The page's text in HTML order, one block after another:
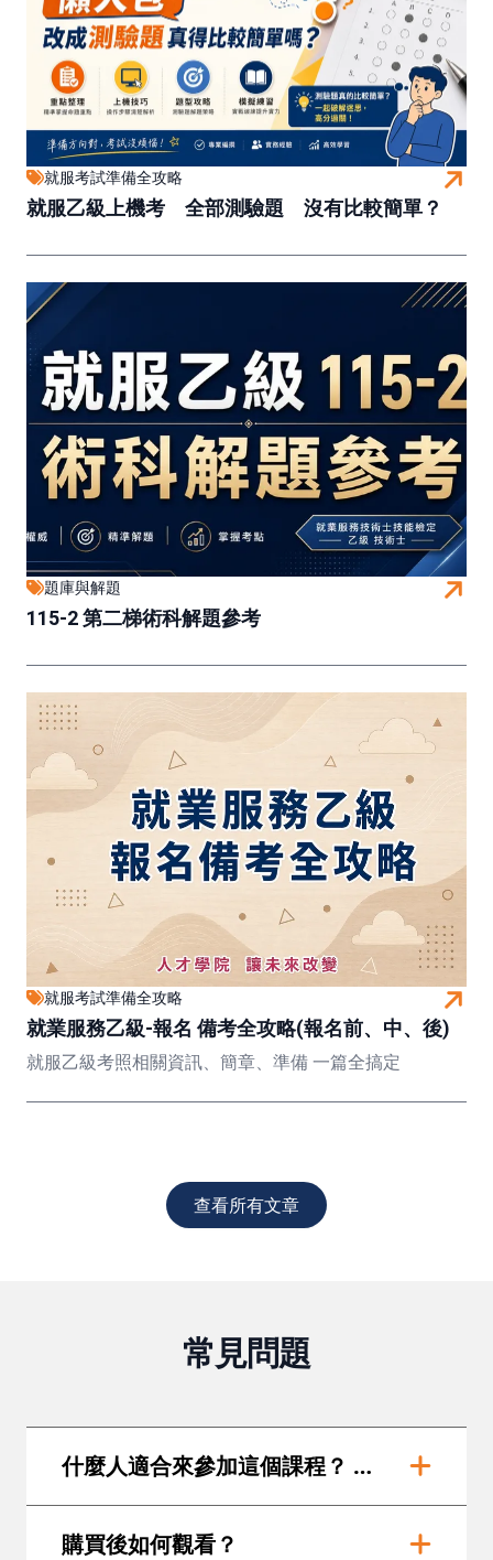
就服考試準備全攻略
就服乙級上機考 全部測驗題 沒有比較簡單？
題庫與解題
115-2 第二梯術科解題參考
就服考試準備全攻略
就業服務乙級-報名 備考全攻略(報名前、中、後)
就服乙級考照相關資訊、簡章、準備 一篇全搞定
查看所有文章
常見問題
什麼人適合來參加這個課程？ 是直播嗎?
購買後如何觀看？